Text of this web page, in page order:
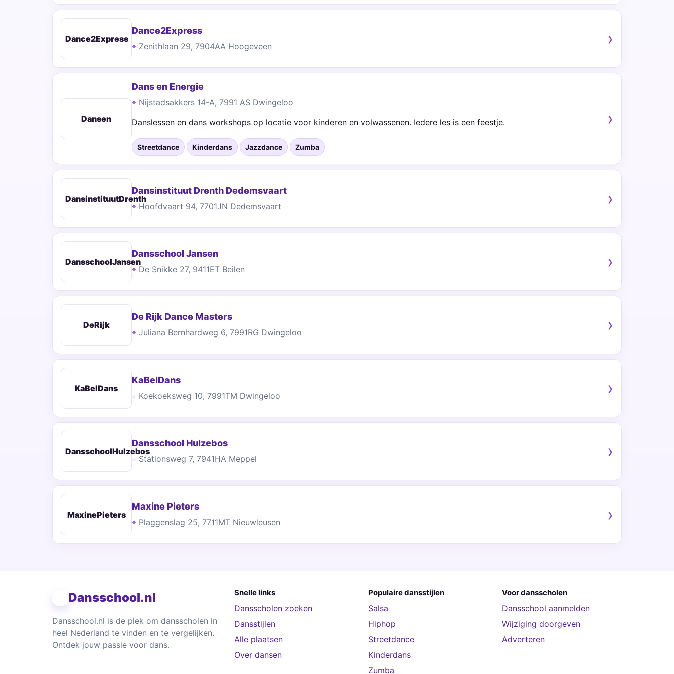
Dance2Express
Dance2Express
Zenithlaan 29, 7904AA Hoogeveen
Dansen
Dans en Energie
Nijstadsakkers 14-A, 7991 AS Dwingeloo
Danslessen en dans workshops op locatie voor kinderen en volwassenen. Iedere les is een feestje.
Streetdance Kinderdans Jazzdance Zumba
DansinstituutDrenth
Dansinstituut Drenth Dedemsvaart
Hoofdvaart 94, 7701JN Dedemsvaart
DansschoolJansen
Dansschool Jansen
De Snikke 27, 9411ET Beilen
DeRijk
De Rijk Dance Masters
Juliana Bernhardweg 6, 7991RG Dwingeloo
KaBelDans
KaBelDans
Koekoeksweg 10, 7991TM Dwingeloo
DansschoolHulzebos
Dansschool Hulzebos
Stationsweg 7, 7941HA Meppel
MaxinePieters
Maxine Pieters
Plaggenslag 25, 7711MT Nieuwleusen
Dansschool.nl
Dansschool.nl is de plek om dansscholen in
heel Nederland te vinden en te vergelijken.
Ontdek jouw passie voor dans.
Snelle links
Dansscholen zoeken
Dansstijlen
Alle plaatsen
Over dansen
Populaire dansstijlen
Salsa
Hiphop
Streetdance
Kinderdans
Zumba
Voor dansscholen
Dansschool aanmelden
Wijziging doorgeven
Adverteren